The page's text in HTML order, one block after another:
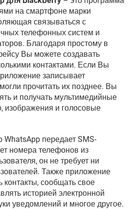
GOOGLE
на смартфоне марки
связываться с
телефонных систем и
Благодаря простому в
Вы можете создавать
контактами. Если Вы
записывает
прочитать их позднее. Вы
и получать мультимедийные
изображения и голосовые
WhatsApp передает SMS-
номера телефонов из
он не требует ни
Также приложение
контакты, сообщать свое
историей электронной
уведомлений и многое другое.